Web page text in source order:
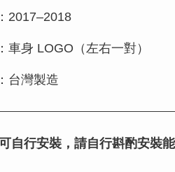
2017–2018
：車身 LOGO（左右一對）
台灣製造
自行安裝，請自行斟酌安裝